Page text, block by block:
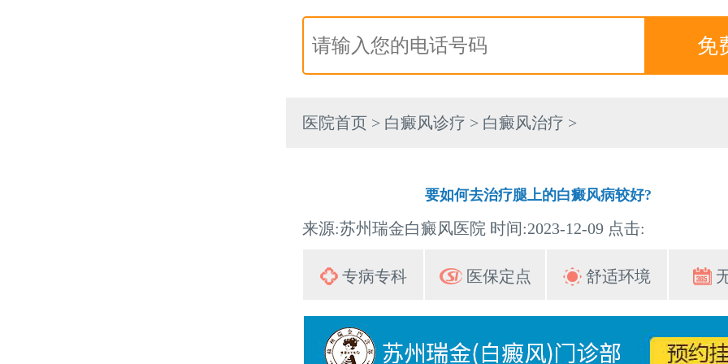
医院首页 > 白癜风诊疗 > 白癜风治疗 >
要如何去治疗腿上的白癜风病较好?
来源:苏州瑞金白癜风医院 时间:2023-12-09 点击:
专病专科 医保定点 舒适环境